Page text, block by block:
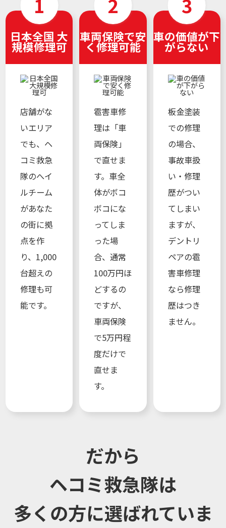
日本全国 大
規模修理可
店舗がな
いエリア
でも、ヘ
コミ救急
隊のへイ
ルチーム
があなた
の街に拠
点を作
り、1,000
台超えの
修理も可
能です。
車両保険で安
く修理可能
雹害車修
理は「車
両保険」
で直せま
す。車全
体がボコ
ボコにな
ってしま
った場
合、通常
100万円ほ
どするの
ですが、
車両保険
で5万円程
度だけで
直せま
す。
車の価値が下
がらない
板金塗装
での修理
の場合、
事故車扱
い・修理
歴がつい
てしまい
ますが、
デントリ
ペアの雹
害車修理
なら修理
歴はつき
ません。
だから
ヘコミ救急隊は
多くの方に選ばれていま